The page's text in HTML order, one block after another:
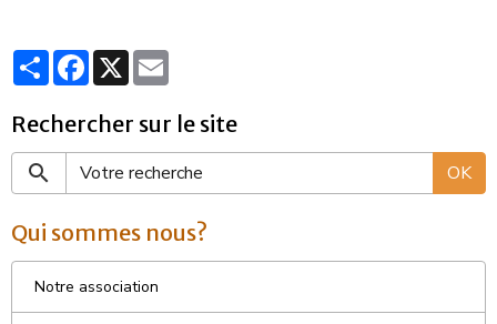
PartagerFacebook
X
Rechercher sur le site
OK
Qui sommes nous?
Notre association